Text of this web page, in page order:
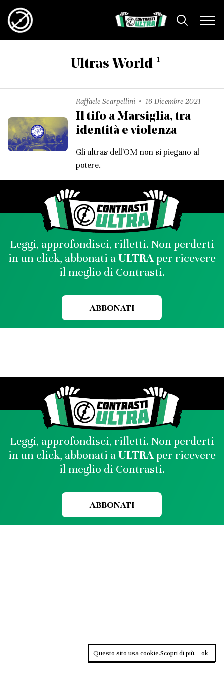
Ultras World 1
Raffaele Scarpellini 16 Dicembre 2021
Il tifo a Marsiglia, tra
identità e violenza
Gli ultras dell'OM non si piegano al
potere.
Leggi, approfondisci, rifletti. Non perderti
in un click, abbonati aULTRAper ricevere
il meglio di Contrasti.
ABBONATI
Leggi, approfondisci, rifletti. Non perderti
in un click, abbonati aULTRAper ricevere
il meglio di Contrasti.
ABBONATI
Questo sito usa cookie.Scopri di più. ok